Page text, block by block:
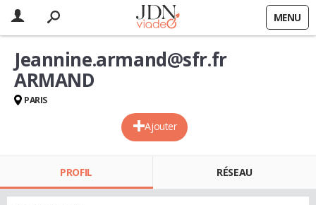
MENU
Ajouter
Jeannine.armand@sfr.fr
ARMAND
PARIS
PROFIL RÉSEAU